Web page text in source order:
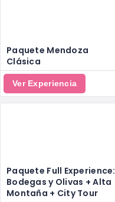
Paquete Mendoza
Clásica
Ver Experiencia
Paquete Full Experience:
Bodegas y Olivas + Alta
Montaña + City Tour